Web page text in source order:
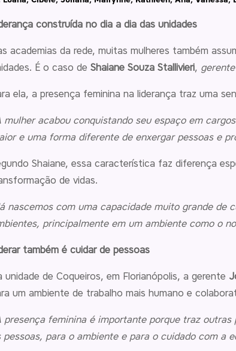
construída no dia a dia das unidades
academias da rede, muitas mulheres também
É o caso de Shaiane Souza Stallivieri,
ela, a presença feminina na liderança traz uma
mulher acabou conquistando seu espaço em
e uma forma diferente de enxergar pessoas e
Shaiane, essa característica faz diferença
de vidas.
nascemos com uma capacidade muito grande de
principalmente em um ambiente como o
também é cuidar de pessoas
unidade de Coqueiros, em Florianópolis, a gerente
um ambiente de trabalho mais humano e
presença feminina é importante porque traz
pessoas, para o ambiente e para o cuidado com a